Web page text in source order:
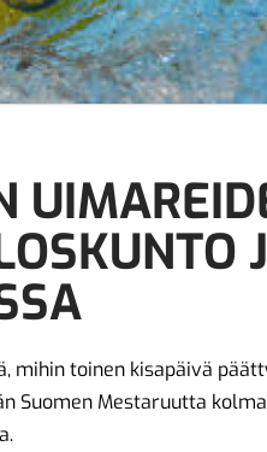
mihin toinen kisapäivä
Suomen Mestaruutta